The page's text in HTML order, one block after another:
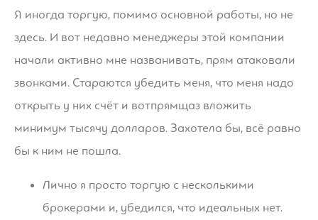
Я иногда торгую, помимо основной работы, но не
здесь. И вот недавно менеджеры этой компании
начали активно мне названивать, прям атаковали
звонками. Стараются убедить меня, что меня надо
открыть у них счёт и вотпрямщаз вложить
минимум тысячу долларов. Захотела бы, всё равно
бы к ним не пошла.
Лично я просто торгую с несколькими
брокерами и, убедился, что идеальных нет.